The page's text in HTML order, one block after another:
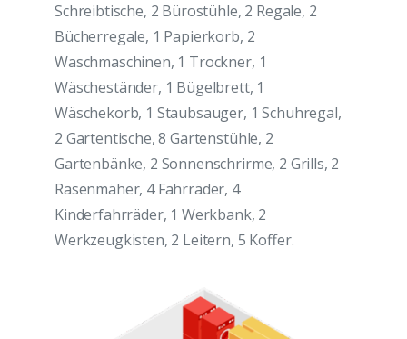
Schreibtische, 2 Bürostühle, 2 Regale, 2
Bücherregale, 1 Papierkorb, 2
Waschmaschinen, 1 Trockner, 1
Wäscheständer, 1 Bügelbrett, 1
Wäschekorb, 1 Staubsauger, 1 Schuhregal,
2 Gartentische, 8 Gartenstühle, 2
Gartenbänke, 2 Sonnenschrirme, 2 Grills, 2
Rasenmäher, 4 Fahrräder, 4
Kinderfahrräder, 1 Werkbank, 2
Werkzeugkisten, 2 Leitern, 5 Koffer.